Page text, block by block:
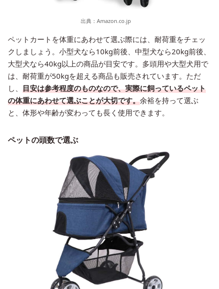
出典： Amazon.co.jp
ペットカートを体重にあわせて選ぶ際には、耐荷重をチェッ
クしましょう。小型犬なら10kg前後、中型犬なら20kg前後、
大型犬なら40kg以上の商品が目安です。多頭用や大型犬用で
は、耐荷重が50kgを超える商品も販売されています。ただ
し、 目安は参考程度のものなので、実際に飼っているペット
の体重にあわせて選ぶことが大切です。余裕を持って選ぶ
と、体形や年齢が変わっても長く使用できます。
ペットの頭数で選ぶ